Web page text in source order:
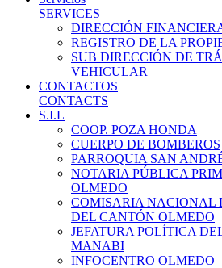
SERVICES
DIRECCIÓN
REGISTRO DE LA
SUB DIRECCIÓN DE
VEHICULAR
CONTACTOS
CONTACTS
S.I.L
COOP. POZA HONDA
CUERPO DE BOMBEROS
PARROQUIA SAN
NOTARIA PÚBLICA
OLMEDO
COMISARIA NACIONAL
DEL CANTÓN OLMEDO
JEFATURA POLÍTICA
MANABI
INFOCENTRO OLMEDO